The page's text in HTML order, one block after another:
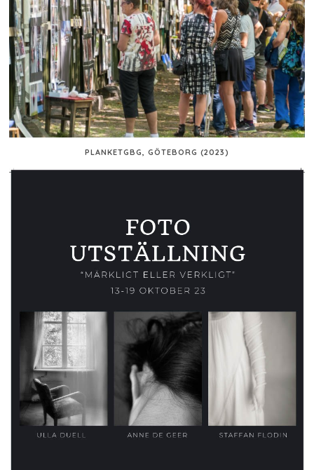
PLANKETGBG, GÖTEBORG (2023)